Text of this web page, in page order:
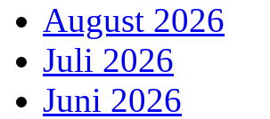
August 2026
Juli 2026
Juni 2026